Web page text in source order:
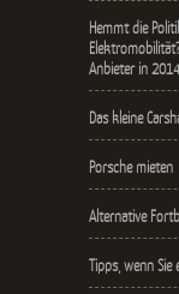
Hemmt die
Anbieter in 2014
Das kleine
Porsche mieten
Alternative
Tipps, wenn